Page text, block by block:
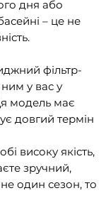
дня або
– це не
фільтр-
у вас у
модель має
довгий термін
високу якість,
зручний,
один сезон, то